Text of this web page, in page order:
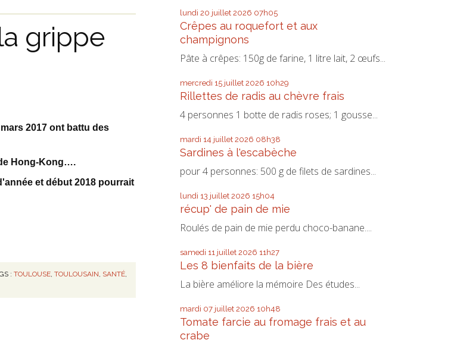
grippe
2017 ont battu des
Hong-Kong….
et début 2018 pourrait
:TOULOUSE ,TOULOUSAIN SANTÉ
lundi 20 juillet 2026 07h05
Crêpes au roquefort et aux
champignons
Pâte à crêpes: 150g de farine, 1 litre lait, 2 œufs...
mercredi 15 juillet 2026 10h29
Rillettes de radis au chèvre frais
4 personnes 1 botte de radis roses; 1 gousse...
mardi 14 juillet 2026 08h38
Sardines à l'escabèche
pour 4 personnes: 500 g de filets de sardines...
lundi 13 juillet 2026 15h04
récup' de pain de mie
Roulés de pain de mie perdu choco-banane....
samedi 11 juillet 2026 11h27
Les 8 bienfaits de la bière
La bière améliore la mémoire Des études...
mardi 07 juillet 2026 10h48
Tomate farcie au fromage frais et au
crabe